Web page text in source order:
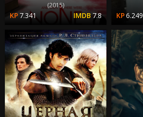
(2015)
7.341 7.8 6.249